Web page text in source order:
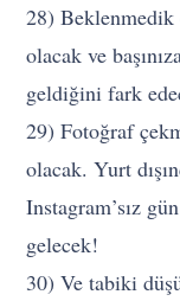
28) Beklenmedik
olacak ve
geldiğini fark
29) Fotoğraf
olacak. Yurt
Instagram’sız
gelecek!
30) Ve tabiki